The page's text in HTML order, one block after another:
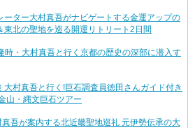
ーター大村真吾がナビゲートする金運アップの
北の聖地を巡る開運リトリート2日間
時・大村真吾と行く京都の歴史の深部に潜入す
村真吾と行く!巨石調査員徳田さんガイド付き
山・縄文巨石ツアー
吾が案内する北近畿聖地巡礼 元伊勢伝承の大